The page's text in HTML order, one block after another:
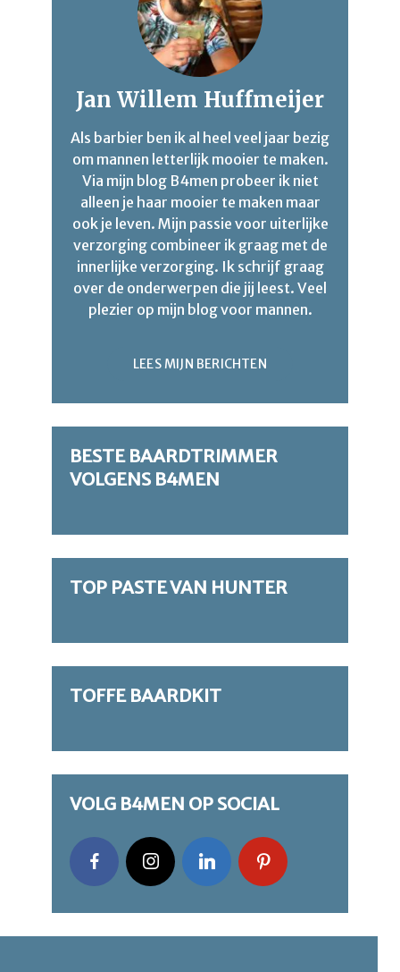
Jan Willem Huffmeijer
Als barbier ben ik al heel veel jaar bezig
om mannen letterlijk mooier te maken.
Via mijn blog B4men probeer ik niet
alleen je haar mooier te maken maar
ook je leven. Mijn passie voor uiterlijke
verzorging combineer ik graag met de
innerlijke verzorging. Ik schrijf graag
over de onderwerpen die jij leest. Veel
plezier op mijn blog voor mannen.
LEES MIJN BERICHTEN
BESTE BAARDTRIMMER
VOLGENS B4MEN
TOP PASTE VAN HUNTER
TOFFE BAARDKIT
VOLG B4MEN OP SOCIAL